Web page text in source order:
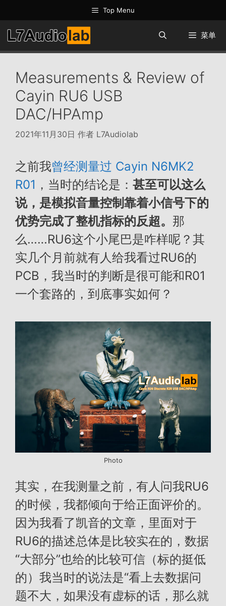
至
内
容
Top Menu
菜单
Measurements & Review of
Cayin RU6 USB
DAC/HPAmp
2021年11月30日 作者 L7Audiolab
之前我曾经测量过 Cayin N6MK2
R01 ，当时的结论是： 甚至可以这么
说，是模拟音量控制靠着小信号下的
优势完成了整机指标的反超。 那
么……RU6这个小尾巴是咋样呢？其
实几个月前就有人给我看过RU6的
PCB，我当时的判断是很可能和R01
一个套路的，到底事实如何？
Photo
其实，在我测量之前，有人问我RU6
的时候，我都倾向于给正面评价的。
因为我看了凯音的文章，里面对于
RU6的描述总体是比较实在的，数据
“大部分”也给的比较可信（标的挺低
的）我当时的说法是“看上去数据问
题不大，如果没有虚标的话，那么就